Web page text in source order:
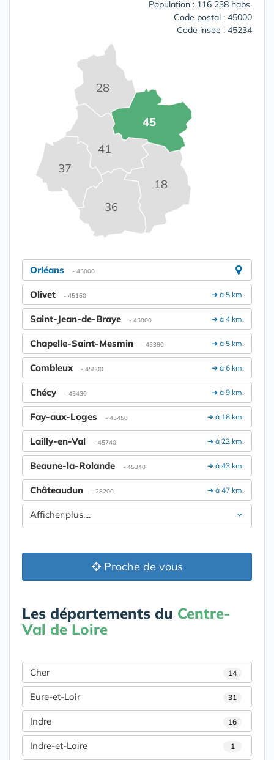
Population : 116 238 habs.
Code postal : 45000
Code insee : 45234
18
28
36
37
41
45
Orléans - 45000
➔ à 5 km.
Olivet - 45160
➔ à 4 km.
Saint-Jean-de-Braye - 45800
➔ à 5 km.
Chapelle-Saint-Mesmin - 45380
➔ à 6 km.
Combleux - 45800
➔ à 9 km.
Chécy - 45430
➔ à 18 km.
Fay-aux-Loges - 45450
➔ à 22 km.
Lailly-en-Val - 45740
➔ à 43 km.
Beaune-la-Rolande - 45340
➔ à 47 km.
Châteaudun - 28200
Afficher plus....
Proche de vous
Les départements du Centre-
Val de Loire
Cher 14
Eure-et-Loir 31
Indre 16
Indre-et-Loire 1